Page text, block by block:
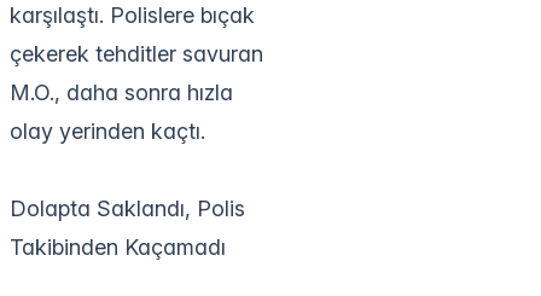
karşılaştı. Polislere bıçak
çekerek tehditler savuran
M.O., daha sonra hızla
olay yerinden kaçtı.
Dolapta Saklandı, Polis
Takibinden Kaçamadı